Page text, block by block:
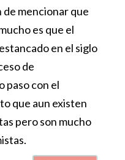
de mencionar que
es que el
en el siglo
de
paso con el
que aun existen
pero son mucho